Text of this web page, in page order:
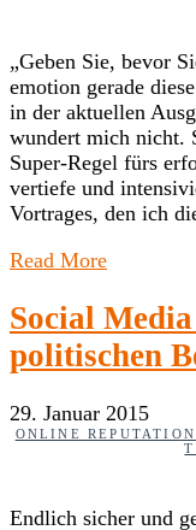
„Geben Sie, bevor
emotion gerade
in der aktuellen
wundert mich nicht.
Super-Regel fürs
vertiefe und
Vortrages, den ich
Read More
Social
politischen
29. Januar 2015
ONLINE REPUTATION
Endlich sicher und